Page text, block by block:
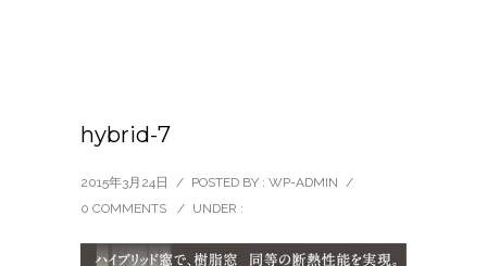
hybrid-7
2015年3月24日 / POSTED BY : WP-ADMIN /
0 COMMENTS
/ UNDER :